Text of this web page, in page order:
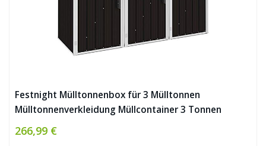
Festnight Mülltonnenbox für 3 Mülltonnen
Mülltonnenverkleidung Müllcontainer 3 Tonnen
Müllbox Gartenbox Mülltonnenschrank
Abfalltonnenschrank, Braun 213×81×121 cm Stahl
266,99 €